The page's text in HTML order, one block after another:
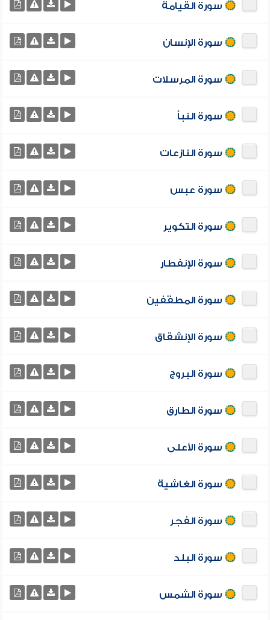
سورة القيامة
سورة الإنسان
سورة المرسلات
سورة النبأ
سورة النازعات
سورة عبس
سورة التكوير
سورة الإنفطار
سورة المطفّفين
سورة الإنشقاق
سورة البروج
سورة الطارق
سورة الأعلى
سورة الغاشية
سورة الفجر
سورة البلد
سورة الشمس